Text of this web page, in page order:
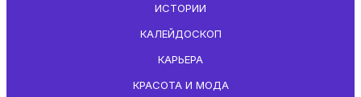
ИСТОРИИ
КАЛЕЙДОСКОП
КАРЬЕРА
КРАСОТА И МОДА